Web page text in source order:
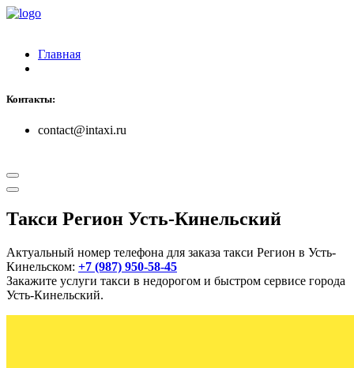
Главная
Контакты:
contact@intaxi.ru
Такси Регион Усть-Кинельский
Актуальный номер телефона для заказа такси Регион в Усть-
Кинельском: +7 (987) 950-58-45
Закажите услуги такси в недорогом и быстром сервисе города
Усть-Кинельский.